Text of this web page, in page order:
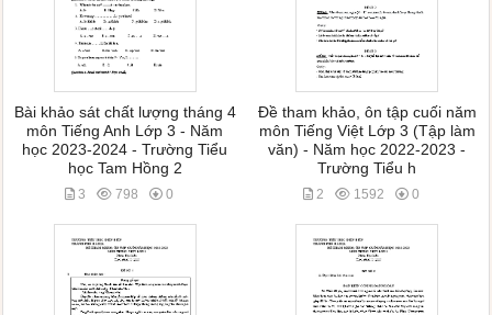
Bài khảo sát chất lượng tháng 4
môn Tiếng Anh Lớp 3 - Năm
học 2023-2024 - Trường Tiểu
học Tam Hồng 2
3 798 0
Đề tham khảo, ôn tập cuối năm
môn Tiếng Việt Lớp 3 (Tập làm
văn) - Năm học 2022-2023 -
Trường Tiểu h
2 1592 0